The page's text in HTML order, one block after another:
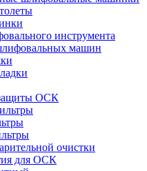
инструмента
машин
ОСК
очистки
для ОСК